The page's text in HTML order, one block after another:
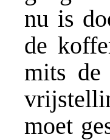
nu is
de
mits de
moet